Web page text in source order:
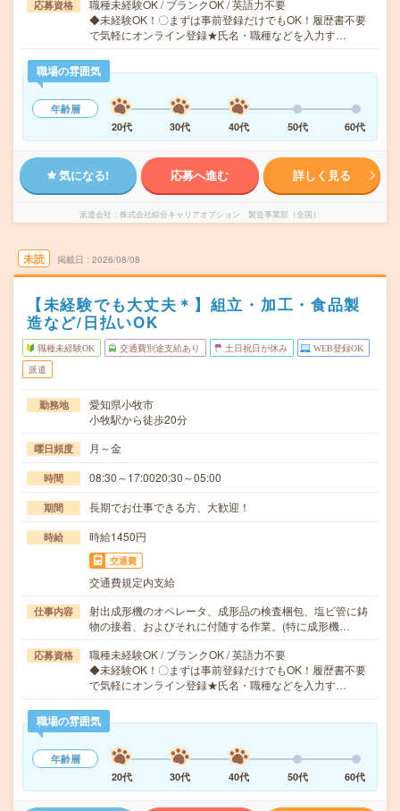
応募資格
職種未経験OK / ブランクOK / 英語力不要
◆未経験OK！〇まずは事前登録だけでもOK！履歴書不要
で気軽にオンライン登録★氏名・職種などを入力す…
職場の雰囲気
年齢層
20代
30代 40代 50代 60代
気になる! 応募へ進む 詳しく見る
派遣会社 株式会社綜合キャリアオプション 製造事業部（全国）
未読 掲載日 2026/08/08
【未経験でも大丈夫＊】組立・加工・食品製
造など/日払いOK
職種未経験OK 交通費別途支給あり 土日祝日が休み WEB登録OK
派遣
勤務地
愛知県小牧市
小牧駅から徒歩20分
曜日頻度 月～金
時間 08:30～17:0020:30～05:00
期間 長期でお仕事できる方、大歓迎！
時給 時給1450円
交通費
交通費規定内支給
仕事内容
射出成形機のオペレータ、成形品の検査梱包、塩ビ管に鋳
物の接着、およびそれに付随する作業。(特に成形機…
応募資格
職種未経験OK / ブランクOK / 英語力不要
◆未経験OK！〇まずは事前登録だけでもOK！履歴書不要
で気軽にオンライン登録★氏名・職種などを入力す…
職場の雰囲気
年齢層
20代
30代 40代 50代 60代